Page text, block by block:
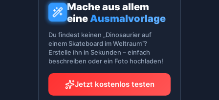
Mache aus allem
eine Ausmalvorlage
Du findest keinen „Dinosaurier auf
einem Skateboard im Weltraum“?
Erstelle ihn in Sekunden – einfach
beschreiben oder ein Foto hochladen!
Jetzt kostenlos testen